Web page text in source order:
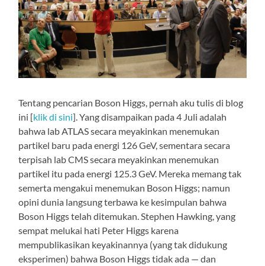
Tentang pencarian Boson Higgs, pernah aku tulis di blog
ini [klik di sini]. Yang disampaikan pada 4 Juli adalah
bahwa lab ATLAS secara meyakinkan menemukan
partikel baru pada energi 126 GeV, sementara secara
terpisah lab CMS secara meyakinkan menemukan
partikel itu pada energi 125.3 GeV. Mereka memang tak
semerta mengakui menemukan Boson Higgs; namun
opini dunia langsung terbawa ke kesimpulan bahwa
Boson Higgs telah ditemukan. Stephen Hawking, yang
sempat melukai hati Peter Higgs karena
mempublikasikan keyakinannya (yang tak didukung
eksperimen) bahwa Boson Higgs tidak ada — dan